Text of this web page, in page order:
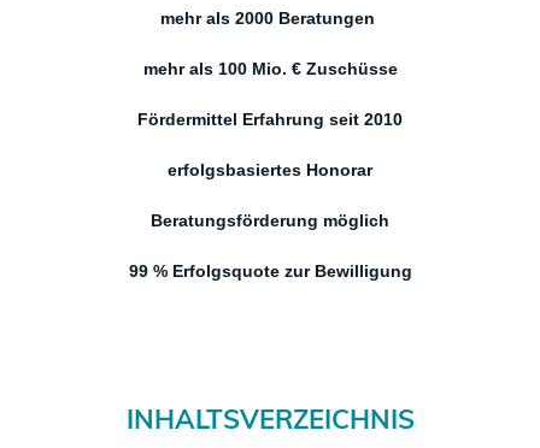
mehr als 2000 Beratungen
mehr als 100 Mio. € Zuschüsse
Fördermittel Erfahrung seit 2010
erfolgsbasiertes Honorar
Beratungsförderung möglich
99 % Erfolgsquote zur Bewilligung
INHALTSVERZEICHNIS